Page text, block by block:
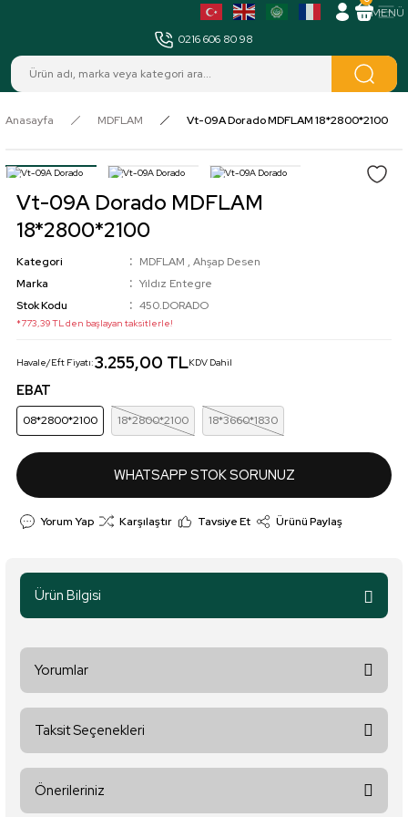
0216 606 80 98
Anasayfa MDFLAM Vt-09A Dorado MDFLAM 18*2800*2100
Vt-09A Dorado MDFLAM
18*2800*2100
Kategori MDFLAM , Ahşap Desen
Marka
Yıldız Entegre
Stok Kodu
450.DORADO
*773,39 TL den başlayan taksitlerle!
Havale/Eft Fiyatı:3.255,00 TLKDV Dahil
EBAT
08*2800*2100 18*2800*2100 18*3660*1830
WHATSAPP STOK SORUNUZ
Yorum Yap Karşılaştır Tavsiye Et Ürünü Paylaş
Ürün Bilgisi
Yorumlar
Taksit Seçenekleri
Önerileriniz